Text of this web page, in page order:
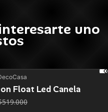
uno
Float Led Canela